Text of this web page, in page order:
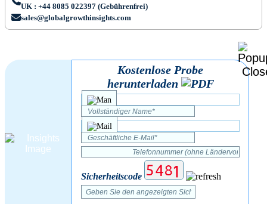
UK : +44 8085 022397 (Gebührenfrei)
sales@globalgrowthinsights.com
Kostenlose Probe
herunterladen
Sicherheitscode